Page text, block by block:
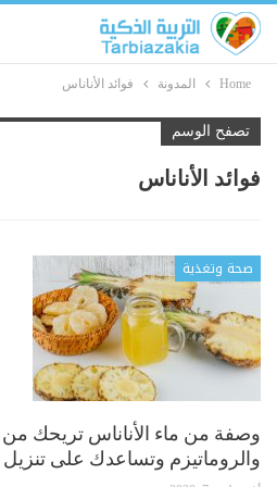
Home المدونة فوائد الأناناس
تصفح الوسم
فوائد الأناناس
صحة وتغذية
وصفة من ماء الأناناس تريحك من
والروماتيزم وتساعدك على تنزيل